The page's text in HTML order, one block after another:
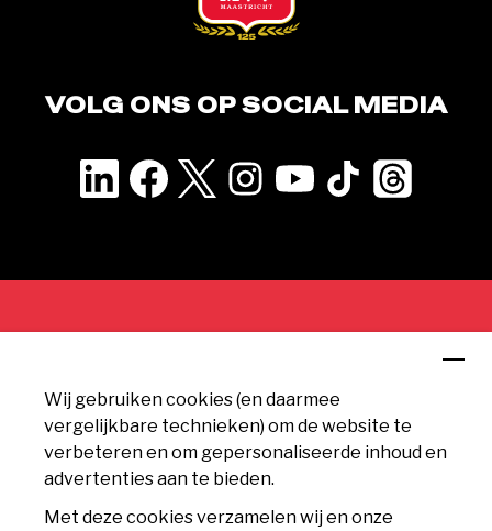
Wij gebruiken cookies (en daarmee
vergelijkbare technieken) om de website te
verbeteren en om gepersonaliseerde inhoud en
advertenties aan te bieden.
Met deze cookies verzamelen wij en onze
VOLG ONS OP SOCIAL MEDIA
MVV Maastricht
Geusseltweg 11
6225 XS Maastricht
info@mvv.nl